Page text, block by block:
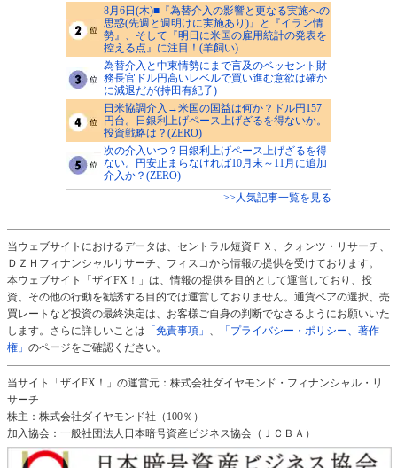
8月6日(木)■『為替介入の影響と更なる実施への
思惑(先週と週明けに実施あり)』と『イラン情
勢』、そして『明日に米国の雇用統計の発表を
控える点』に注目！(羊飼い)
為替介入と中東情勢にまで言及のベッセント財
務長官ドル円高いレベルで買い進む意欲は確か
に減退だが(持田有紀子)
日米協調介入→米国の国益は何か？ドル円157
円台。日銀利上げペース上げざるを得ないか。
投資戦略は？(ZERO)
次の介入いつ？日銀利上げペース上げざるを得
ない。円安止まらなければ10月末～11月に追加
介入か？(ZERO)
>>人気記事一覧を見る
当ウェブサイトにおけるデータは、セントラル短資ＦＸ、クォンツ・リサーチ、
ＤＺＨフィナンシャルリサーチ、フィスコから情報の提供を受けております。
本ウェブサイト「ザイFX！」は、情報の提供を目的として運営しており、投
資、その他の行動を勧誘する目的では運営しておりません。通貨ペアの選択、売
買レートなど投資の最終決定は、お客様ご自身の判断でなさるようにお願いいた
します。さらに詳しいことは 「免責事項」
「プライバシー・ポリシー、著作
権」 のページをご確認ください。
当サイト「ザイFX！」の運営元：株式会社ダイヤモンド・フィナンシャル・リ
サーチ
株主：株式会社ダイヤモンド社（100％）
加入協会：一般社団法人日本暗号資産ビジネス協会（ＪＣＢＡ）